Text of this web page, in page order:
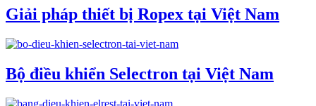
Giải pháp thiết bị Ropex tại Việt Nam
Bộ điều khiển Selectron tại Việt Nam